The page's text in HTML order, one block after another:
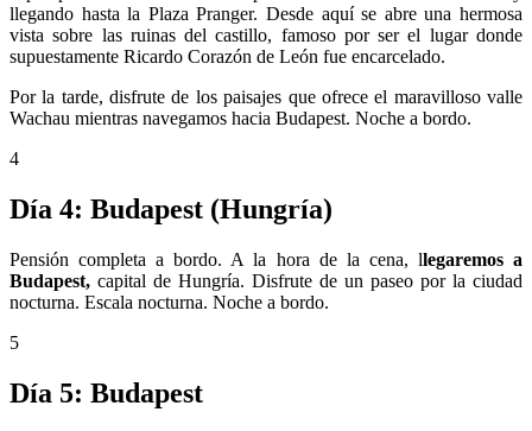
llegando hasta la Plaza Pranger. Desde aquí se abre una hermosa
vista sobre las ruinas del castillo, famoso por ser el lugar donde
supuestamente Ricardo Corazón de León fue encarcelado.
Por la tarde, disfrute de los paisajes que ofrece el maravilloso valle
Wachau mientras navegamos hacia Budapest. Noche a bordo.
4
Día 4: Budapest (Hungría)
Pensión completa a bordo. A la hora de la cena, llegaremos a
Budapest, capital de Hungría. Disfrute de un paseo por la ciudad
nocturna. Escala nocturna. Noche a bordo.
5
Día 5: Budapest